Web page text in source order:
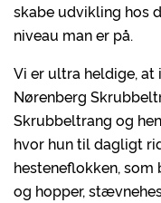
skabe udvikling hos
niveau man er på.
Vi er ultra heldige,
Nørenberg
Skrubbeltrang og
hvor hun til dagligt
hesteneflokken, som
og hopper,